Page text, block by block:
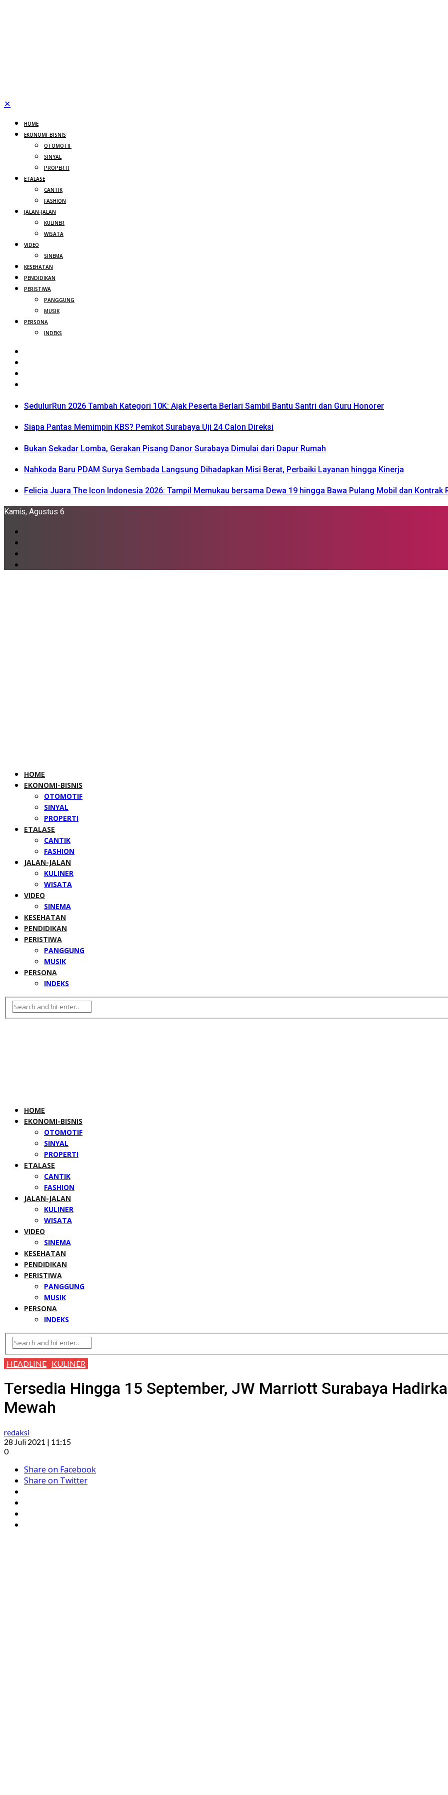
✕
HOME
EKONOMI-BISNIS
OTOMOTIF
SINYAL
PROPERTI
ETALASE
CANTIK
FASHION
JALAN-JALAN
KULINER
WISATA
VIDEO
SINEMA
KESEHATAN
PENDIDIKAN
PERISTIWA
PANGGUNG
MUSIK
PERSONA
INDEKS
SedulurRun 2026 Tambah Kategori 10K: Ajak Peserta Berlari Sambil Bantu Santri dan Guru Honorer
Siapa Pantas Memimpin KBS? Pemkot Surabaya Uji 24 Calon Direksi
Bukan Sekadar Lomba, Gerakan Pisang Danor Surabaya Dimulai dari Dapur Rumah
Nahkoda Baru PDAM Surya Sembada Langsung Dihadapkan Misi Berat, Perbaiki Layanan hingga Kinerja
Felicia Juara The Icon Indonesia 2026: Tampil Memukau bersama Dewa 19 hingga Bawa Pulang Mobil dan Kontrak
Kamis, Agustus 6
HOME
EKONOMI-BISNIS
OTOMOTIF
SINYAL
PROPERTI
ETALASE
CANTIK
FASHION
JALAN-JALAN
KULINER
WISATA
VIDEO
SINEMA
KESEHATAN
PENDIDIKAN
PERISTIWA
PANGGUNG
MUSIK
PERSONA
INDEKS
HOME
EKONOMI-BISNIS
OTOMOTIF
SINYAL
PROPERTI
ETALASE
CANTIK
FASHION
JALAN-JALAN
KULINER
WISATA
VIDEO
SINEMA
KESEHATAN
PENDIDIKAN
PERISTIWA
PANGGUNG
MUSIK
PERSONA
INDEKS
HEADLINE KULINER
Tersedia Hingga 15 September, JW Marriott Surabaya
Mewah
redaksi
28 Juli 2021 | 11:15
0
Share on Facebook
Share on Twitter